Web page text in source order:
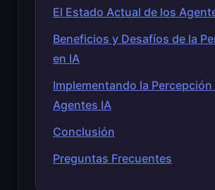
El Estado Actual de los
Beneficios y Desafíos de la
en IA
Implementando la Percepción
Agentes IA
Conclusión
Preguntas Frecuentes